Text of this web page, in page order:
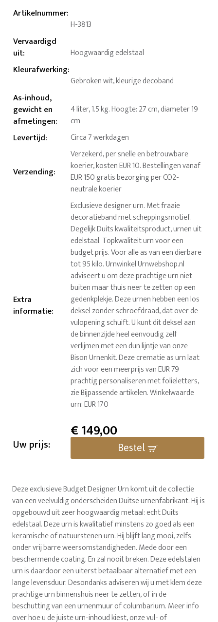
Artikelnummer:
H-3813
Vervaardigd
uit: Hoogwaardig edelstaal
Kleurafwerking:
Gebroken wit, kleurige decoband
As-inhoud,
gewicht en
afmetingen:
4 liter, 1.5 kg. Hoogte: 27 cm, diameter 19
cm
Levertijd: Circa 7 werkdagen
Verzending:
Verzekerd, per snelle en betrouwbare
koerier, kosten EUR 10. Bestellingen vanaf
EUR 150 gratis bezorging per CO2-
neutrale koerier
Extra
informatie:
Exclusieve designer urn. Met fraaie
decoratieband met scheppingsmotief.
Degelijk Duits kwaliteitsproduct, urnen uit
edelstaal. Topkwaliteit urn voor een
budget prijs. Voor alle as van een dierbare
tot 95 kilo. Urnwinkel Urnwebshop.nl
adviseert u om deze prachtige urn niet
buiten maar thuis neer te zetten op een
gedenkplekje. Deze urnen hebben een los
deksel zonder schroefdraad, dat over de
vulopening schuift. U kunt dit deksel aan
de binnenzijde heel eenvoudig zelf
verlijmen met een dun lijntje van onze
Bison Urnenkit. Deze crematie as urn laat
zich voor een meerprijs van EUR 79
prachtig personaliseren met folieletters,
zie Bijpassende artikelen. Winkelwaarde
urn: EUR 170
Uw prijs:
€149,00
Bestel
Deze exclusieve Budget Designer Urn komt uit de collectie
van een veelvuldig onderscheiden Duitse urnenfabrikant. Hij is
opgebouwd uit zeer hoogwaardig metaal: echt Duits
edelstaal. Deze urn is kwalitatief minstens zo goed als een
keramische of natuurstenen urn. Hij blijft lang mooi, zelfs
onder vrij barre weersomstandigheden. Mede door een
beschermende coating. En zal nooit breken. Deze edelstalen
urn is daardoor een uiterst betaalbaar alternatief met een
lange levensduur. Desondanks adviseren wij u met klem deze
prachtige urn binnenshuis neer te zetten, of in de
beschutting van een urnenmuur of columbarium. Meer info
over hoe u de juiste urn-inhoud kiest, onze vul- of